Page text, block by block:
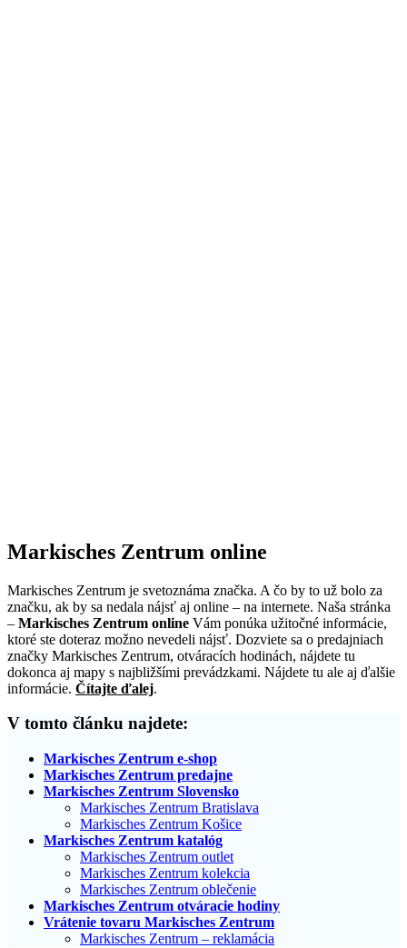
Markisches Zentrum online
Markisches Zentrum je svetoznáma značka. A čo by to už bolo za
značku, ak by sa nedala nájsť aj online – na internete. Naša stránka
– Markisches Zentrum online Vám ponúka užitočné informácie,
ktoré ste doteraz možno nevedeli nájsť. Dozviete sa o predajniach
značky Markisches Zentrum, otváracích hodinách, nájdete tu
dokonca aj mapy s najbližšími prevádzkami. Nájdete tu ale aj ďalšie
informácie. Čítajte ďalej.
V tomto článku najdete:
Markisches Zentrum e-shop
Markisches Zentrum predajne
Markisches Zentrum Slovensko
Markisches Zentrum Bratislava
Markisches Zentrum Košice
Markisches Zentrum katalóg
Markisches Zentrum outlet
Markisches Zentrum kolekcia
Markisches Zentrum oblečenie
Markisches Zentrum otváracie hodiny
Vrátenie tovaru Markisches Zentrum
Markisches Zentrum – reklamácia